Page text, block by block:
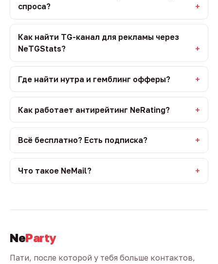
спроса?
Как найти TG-канал для рекламы через
NeTGStats?
Где найти нутра и гемблинг офферы?
Как работает антирейтинг NeRating?
Всё бесплатно? Есть подписка?
Что такое NeMail?
NeParty
Пати, после которой у тебя больше контактов,